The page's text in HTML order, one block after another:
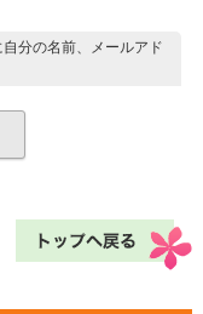
分の名前、メールアド